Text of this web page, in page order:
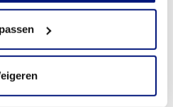
van een osseointegratie